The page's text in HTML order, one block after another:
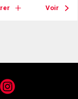
Voir
Instagram